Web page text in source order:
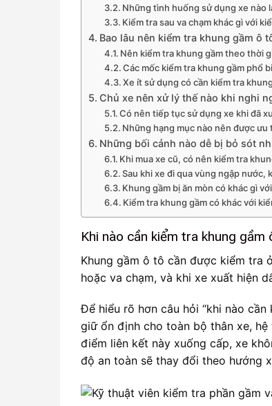
Những tình huống sử dụng xe nào
Kiểm tra sau va chạm khác gì với
Bao lâu nên kiểm tra khung gầm ô
Nên kiểm tra khung gầm theo thời
Các mốc kiểm tra khung gầm phổ
Xe ít sử dụng có cần kiểm tra
Chủ xe nên xử lý thế nào khi nghi
Có nên tiếp tục sử dụng xe khi đã
Những hạng mục nào nên được
Những bối cảnh nào dễ bị bỏ sót
Khi mua xe cũ, có nên kiểm tra
Sau khi xe đi qua vùng ngập nước,
Khung gầm bị ăn mòn có khác gì
Kiểm tra khung gầm có khác với
Khi nào cần kiểm tra khung gầm
Khung gầm ô tô cần được kiểm tra
hoặc va chạm, và khi xe xuất hiện
Để hiểu rõ hơn câu hỏi “khi nào
giữ ổn định cho toàn bộ thân xe,
điểm liên kết này xuống cấp, xe
độ an toàn sẽ thay đổi theo hướng